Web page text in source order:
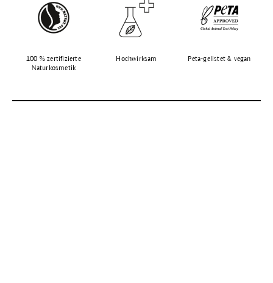
100 % zertifizierte
Naturkosmetik
Hochwirksam Peta-gelistet & vegan